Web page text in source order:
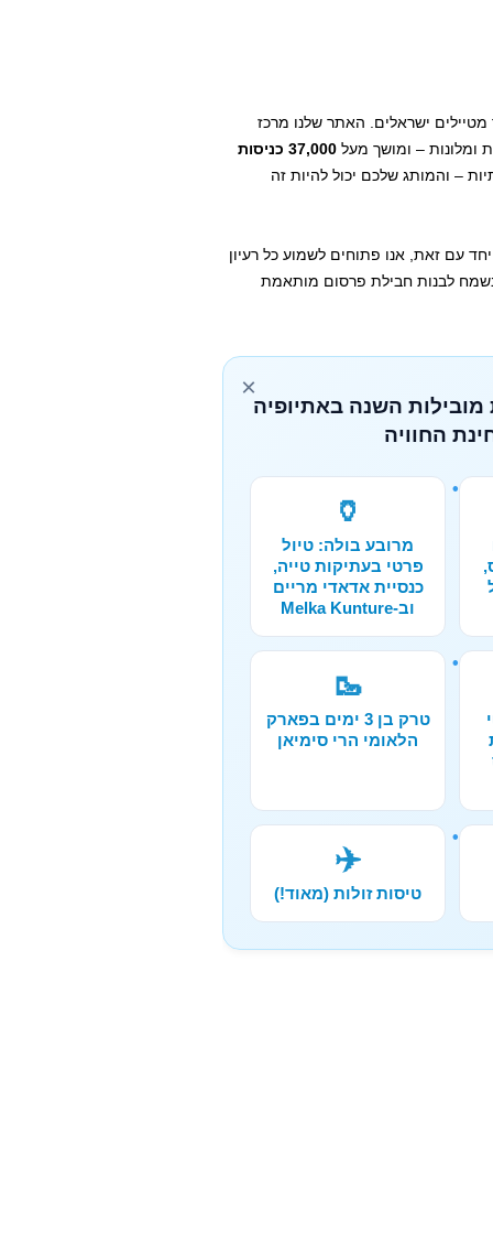
ישראלים. האתר שלנו מרכז
ומלונות – ומושך מעל
37,000 כניסות
– והמותג שלכם יכול להיות זה
עם זאת, אנו פתוחים לשמוע כל רעיון
לבנות חבילת פרסום מותאמת
×
מובילות השנה באתיופיה
החוויה
🏺
מרובע בולה: טיול
פרטי בעתיקות טייה,
כנסיית אדאדי מריים
וב-Melka Kunture
🥾
טרק בן 3 ימים בפארק
הלאומי הרי סימיאן
✈️
טיסות זולות (מאוד!)